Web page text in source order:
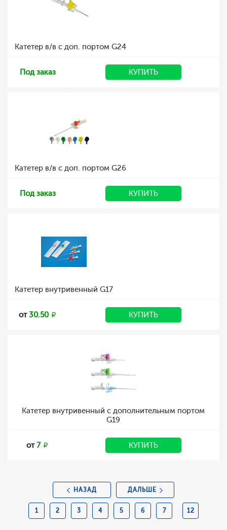
Катетер в/в с доп. портом G24
Под заказ КУПИТЬ
Катетер в/в с доп. портом G26
Под заказ КУПИТЬ
Катетер внутривенный G17
от30.50 КУПИТЬ
Катетер внутривенный с дополнительным портом
G19
от7 КУПИТЬ
НАЗАД
1 2 3 4 5 6 7 12
ДАЛЬШЕ